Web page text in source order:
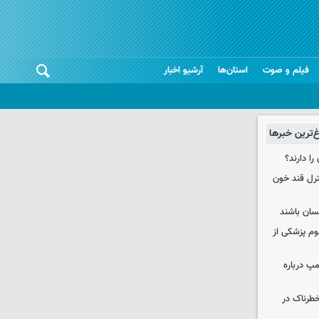
فیلم و صوت استان‌ها آرشیو اخبار
خبرها
دارند؟
قند خون
باشند
پزشکی از
درباره
در